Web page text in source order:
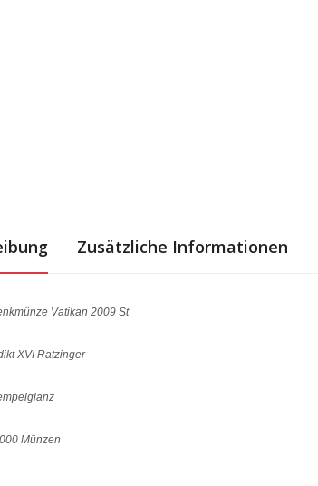
Zusätzliche Informationen
Vatikan 2009 St
XVI Ratzinger
Münzen